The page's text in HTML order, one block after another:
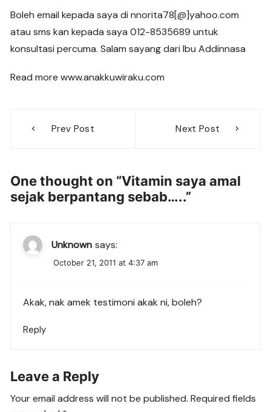
Boleh email kepada saya di nnorita78[@]yahoo.com
atau sms kan kepada saya 012-8535689 untuk
konsultasi percuma. Salam sayang dari Ibu Addinnasa
Read more www.anakkuwiraku.com
navigation
Prev Post Next Post
One thought on “Vitamin saya amal
sejak berpantang sebab…..”
Unknown says:
October 21, 2011 at 4:37 am
Akak, nak amek testimoni akak ni, boleh?
Reply
Leave a Reply
Your email address will not be published. Required fields